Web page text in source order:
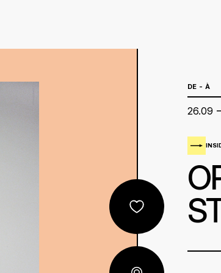
PROGRAMME COMPLE EN AOÛT
DE - À
26.09